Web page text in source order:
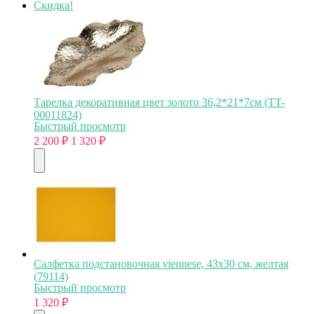
Скидка!
Тарелка декоративная цвет золото 36,2*21*7см (TT-
00011824)
Быстрый просмотр
2 200 ₽ 1 320 ₽
Салфетка подстановочная viennese, 43х30 см, желтая
(79114)
Быстрый просмотр
1 320 ₽